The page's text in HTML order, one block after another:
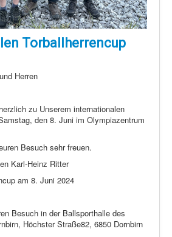
Torballherrencup
Herren
zu Unserem internationalen
den 8. Juni im Olympiazentrum
Besuch sehr freuen.
Karl-Heinz Ritter
am 8. Juni 2024
Besuch in der Ballsporthalle des
Höchster Straße82, 6850 Dornbirn